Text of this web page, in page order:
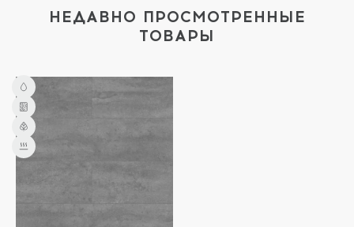
НЕДАВНО ПРОСМОТРЕННЫЕ
ТОВАРЫ